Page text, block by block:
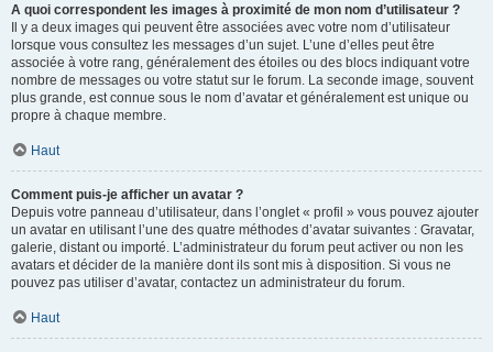
A quoi correspondent les images à proximité de mon nom d’utilisateur ?
Il y a deux images qui peuvent être associées avec votre nom d’utilisateur
lorsque vous consultez les messages d’un sujet. L’une d’elles peut être
associée à votre rang, généralement des étoiles ou des blocs indiquant votre
nombre de messages ou votre statut sur le forum. La seconde image, souvent
plus grande, est connue sous le nom d’avatar et généralement est unique ou
propre à chaque membre.
Haut
Comment puis-je afficher un avatar ?
Depuis votre panneau d’utilisateur, dans l’onglet « profil » vous pouvez ajouter
un avatar en utilisant l’une des quatre méthodes d’avatar suivantes : Gravatar,
galerie, distant ou importé. L’administrateur du forum peut activer ou non les
avatars et décider de la manière dont ils sont mis à disposition. Si vous ne
pouvez pas utiliser d’avatar, contactez un administrateur du forum.
Haut